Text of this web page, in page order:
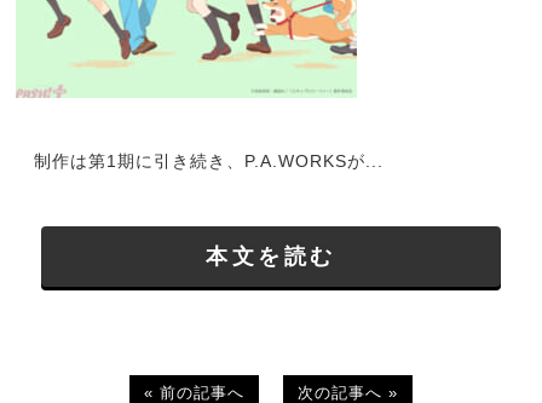
制作は第1期に引き続き、P.A.WORKSが...
本文を読む
« 前の記事へ 次の記事へ »